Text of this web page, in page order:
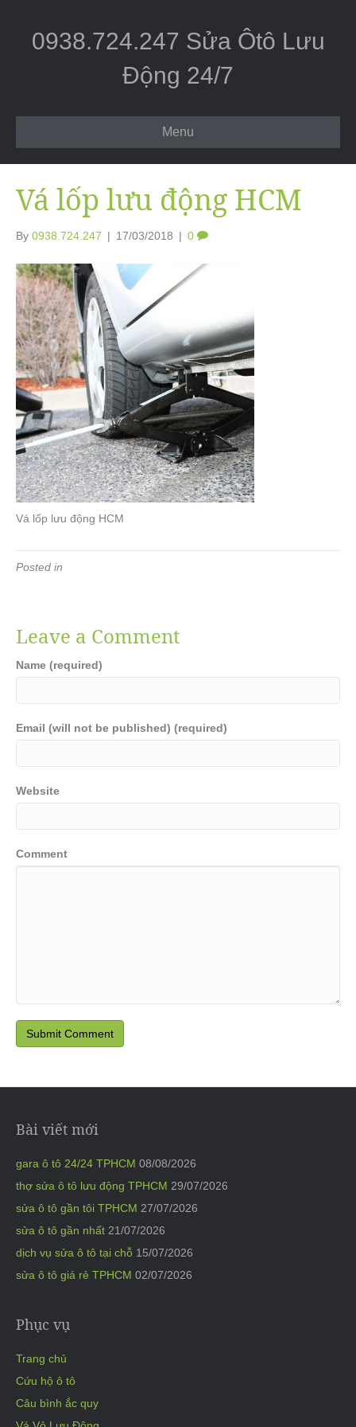
0938.724.247 Sửa Ôtô Lưu
Động 24/7
Menu
Vá lốp lưu động HCM
By 0938.724.247 | 17/03/2018 | 0
Vá lốp lưu động HCM
Posted in
Leave a Comment
Name (required)
Email (will not be published) (required)
Website
Comment
Bài viết mới
gara ô tô 24/24 TPHCM 08/08/2026
thợ sửa ô tô lưu động TPHCM 29/07/2026
sửa ô tô gần tôi TPHCM 27/07/2026
sửa ô tô gần nhất 21/07/2026
dịch vụ sửa ô tô tại chỗ 15/07/2026
sửa ô tô giá rẻ TPHCM 02/07/2026
Phục vụ
Trang chủ
Cứu hộ ô tô
Câu bình ắc quy